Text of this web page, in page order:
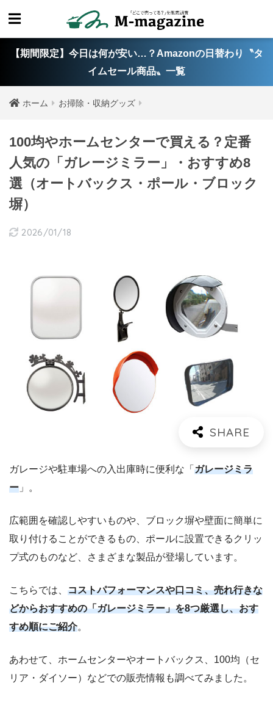
【期間限定】今日は何が安い…？Amazonの日替わり〝タ
イムセール商品〟一覧
ホーム お掃除・収納グッズ
100均やホームセンターで買える？定番
人気の「ガレージミラー」・おすすめ8
選（オートバックス・ポール・ブロック
塀）
2026/01/18
ガレージや駐車場への入出庫時に便利な「 ガレージミラ
ー 」。
広範囲を確認しやすいものや、ブロック塀や壁面に簡単に
取り付けることができるもの、ポールに設置できるクリッ
プ式のものなど、さまざまな製品が登場しています。
こちらでは、 コストパフォーマンスや口コミ、売れ行きな
どからおすすめの「ガレージミラー」を8つ厳選し、おす
すめ順にご紹介。
あわせて、ホームセンターやオートバックス、100均（セ
リア・ダイソー）などでの販売情報も調べてみました。